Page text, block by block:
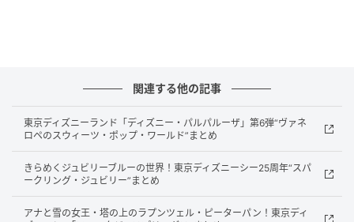
を受け取れるようになります。
しかし電子データを受け取っても各社員への配布は手
作業のままという企業が多く、封入・仕分け・手渡し
の手間は変わらないのが実情です。
本システムはその「最後の手間」をまるごと自動化し
関連する他の記事
東京ディズニーランド「ディズニー・パルパルーザ」第6弾“ヴァネ
ロペのスウィーツ・ポップ・ワールド”まとめ
きらめくジュビリーブルーの世界！東京ディズニーシー25周年“スパ
ークリング・ジュビリー”まとめ
アナと雪の女王・塔の上のラプンツェル・ピーターパン！東京ディ